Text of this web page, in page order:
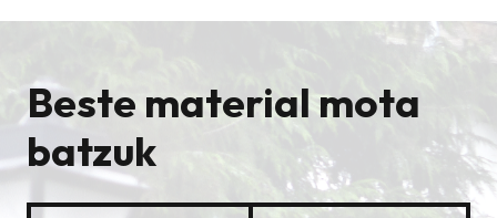
Beste material mota
batzuk